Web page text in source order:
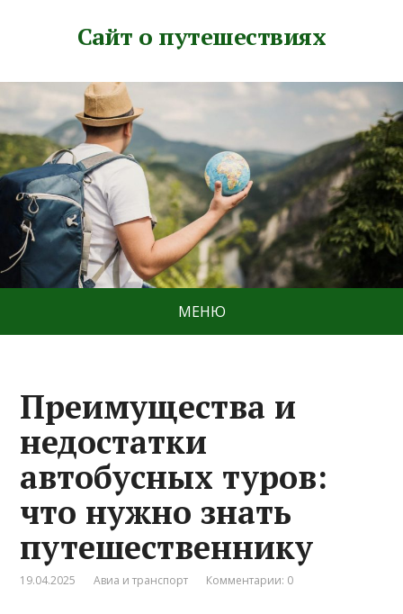
Сайт о путешествиях
МЕНЮ
Преимущества и
недостатки
автобусных туров:
что нужно знать
путешественнику
19.04.2025 Авиа и транспорт Комментарии: 0